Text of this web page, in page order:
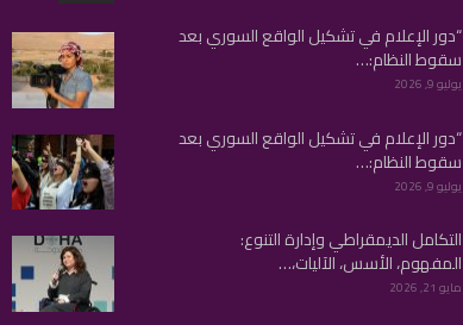
“دور الإعلام في تشكيل الواقع السوري بعد
سقوط النظام:…
يوليو 9, 2026
“دور الإعلام في تشكيل الواقع السوري بعد
سقوط النظام:…
يوليو 9, 2026
التكامل الديمقراطي وإدارة التنوع:
المفهوم، الأسس، الآليات،…
مايو 21, 2026